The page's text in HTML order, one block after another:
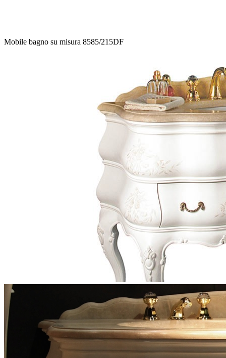
Mobile bagno su misura 8585/215DF